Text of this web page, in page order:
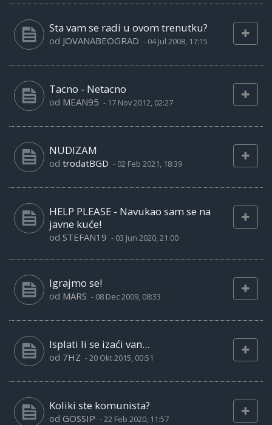
Sta vam se radi u ovom trenutku?
od JOVANABEOGRAD - 04 Jul 2008, 17:15
Tacno - Netacno
od MEAN95 - 17 Nov 2012, 02:27
NUDIZAM
od trodatBGD - 02 Feb 2021, 18:39
HELP PLEASE - Navukao sam se na
javne kuće!
od STEFAN19 - 03 Jun 2020, 21:00
Igrajmo se!
od MARS - 08 Dec 2009, 08:33
Isplati li se izaći van...
od 7HZ -20 Okt 2015, 00:51
Koliki ste komunista?
od GOSSIP -22 Feb 2020, 11:57